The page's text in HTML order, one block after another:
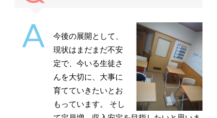
今後の展開として、
現状はまだまだ不安
定で、今いる生徒さ
んを大切に、大事に
育てていきたいとお
もっています。 そし